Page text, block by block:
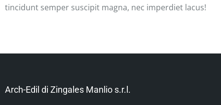
tincidunt semper suscipit magna, nec imperdiet lacus!
Arch-Edil di Zingales Manlio s.r.l.